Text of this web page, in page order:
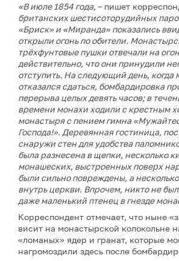
«В июле 1854 года, – пишет
британских шестисоторудийных
«Бриск» и «Миранда» показались
открыли огонь по обители.
трёхфунтовые пушки отвечали на
действительно, что они принудили
отступить. На следующий день, когда
отказался сдаться, бомбардировка
перерыва целых девять часов; в
времени монахи ходили с крестным
монастыря с пением гимна
Господа!». Деревянная гостиница,
снаружи стен для удобства
была разнесена в щепки, несколько
монашеских, выстроенных поверх
были сильно повреждены, а
внутрь церкви. Впрочем, никто не
даже маленький птенец в гнезде
Корреспондент отмечает, что ныне
висит на монастырской колокольне
«ломаных» ядер и гранат, которые
нагромоздили здесь после